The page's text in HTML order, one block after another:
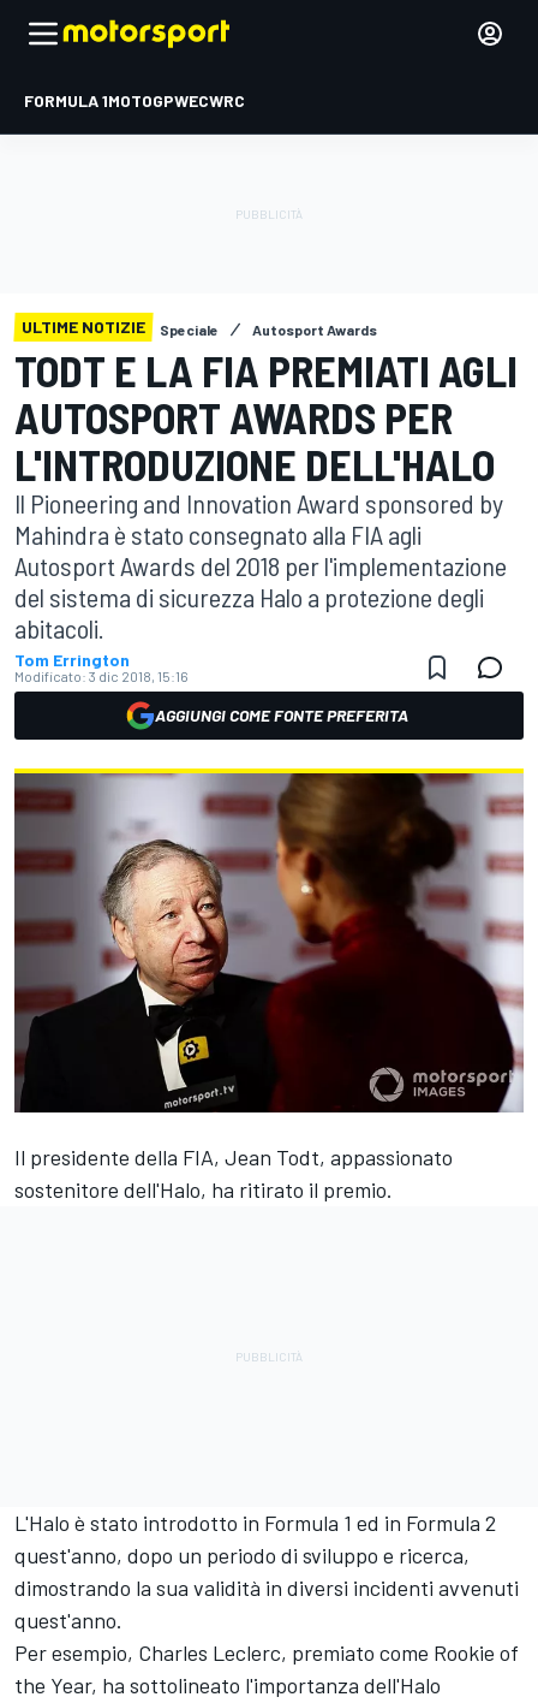
FORMULA 1MOTOGPWECWRC
ULTIME NOTIZIE Speciale Autosport Awards
TODT E LA FIA PREMIATI AGLI
AUTOSPORT AWARDS PER
L'INTRODUZIONE DELL'HALO
Il Pioneering and Innovation Award sponsored by
Mahindra è stato consegnato alla FIA agli
Autosport Awards del 2018 per l'implementazione
del sistema di sicurezza Halo a protezione degli
abitacoli.
Tom Errington
Modificato: 3 dic 2018, 15:16
AGGIUNGI COME FONTE PREFERITA
Il presidente della FIA, Jean Todt, appassionato
sostenitore dell'Halo, ha ritirato il premio.
L'Halo è stato introdotto in Formula 1 ed in Formula 2
quest'anno, dopo un periodo di sviluppo e ricerca,
dimostrando la sua validità in diversi incidenti avvenuti
quest'anno.
Per esempio, Charles Leclerc, premiato come Rookie of
the Year, ha sottolineato l'importanza dell'Halo